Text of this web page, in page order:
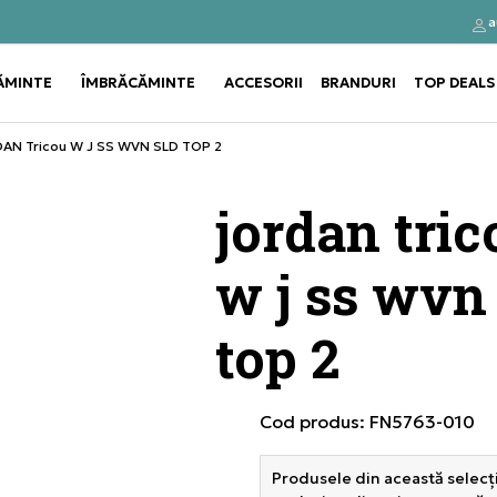
Use shift+Enter to open or close
ÎMBRĂCĂMINTE Use shift+Enter to open or close
ACCESORII BRANDURI TOP DEALS
Tricou W J SS WVN SLD TOP 2
jordan
w j ss
top 2
Cod produs: FN5763-010
Produsele din această